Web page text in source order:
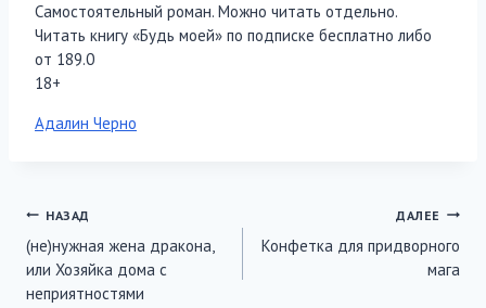
Самостоятельный роман. Можно читать отдельно.
Читать книгу «Будь моей» по подписке бесплатно либо
от 189.0
18+
Метки
Адалин Черно
Навигация
по
записям
НАЗАД
(не)нужная жена дракона,
или Хозяйка дома с
неприятностями
ДАЛЕЕ
Конфетка для придворного
мага